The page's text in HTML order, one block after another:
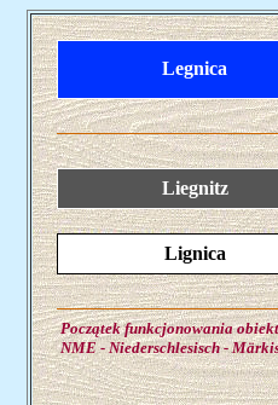
Legnica
Liegnitz
Lignica
Początek funkcjonowania
NME - Niederschlesisch -